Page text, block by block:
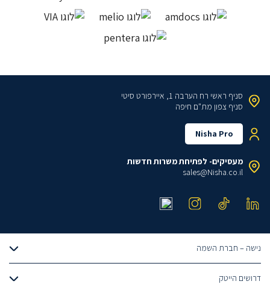
סניף ראשי רח הערבה 1, איירפורט סיטי
סניף צפון מת"ם חיפה
Nisha Pro
מעסיקים- לפתיחת משרות חדשות
sales@Nisha.co.il
נישה – חברת השמה
דרושים הייטק